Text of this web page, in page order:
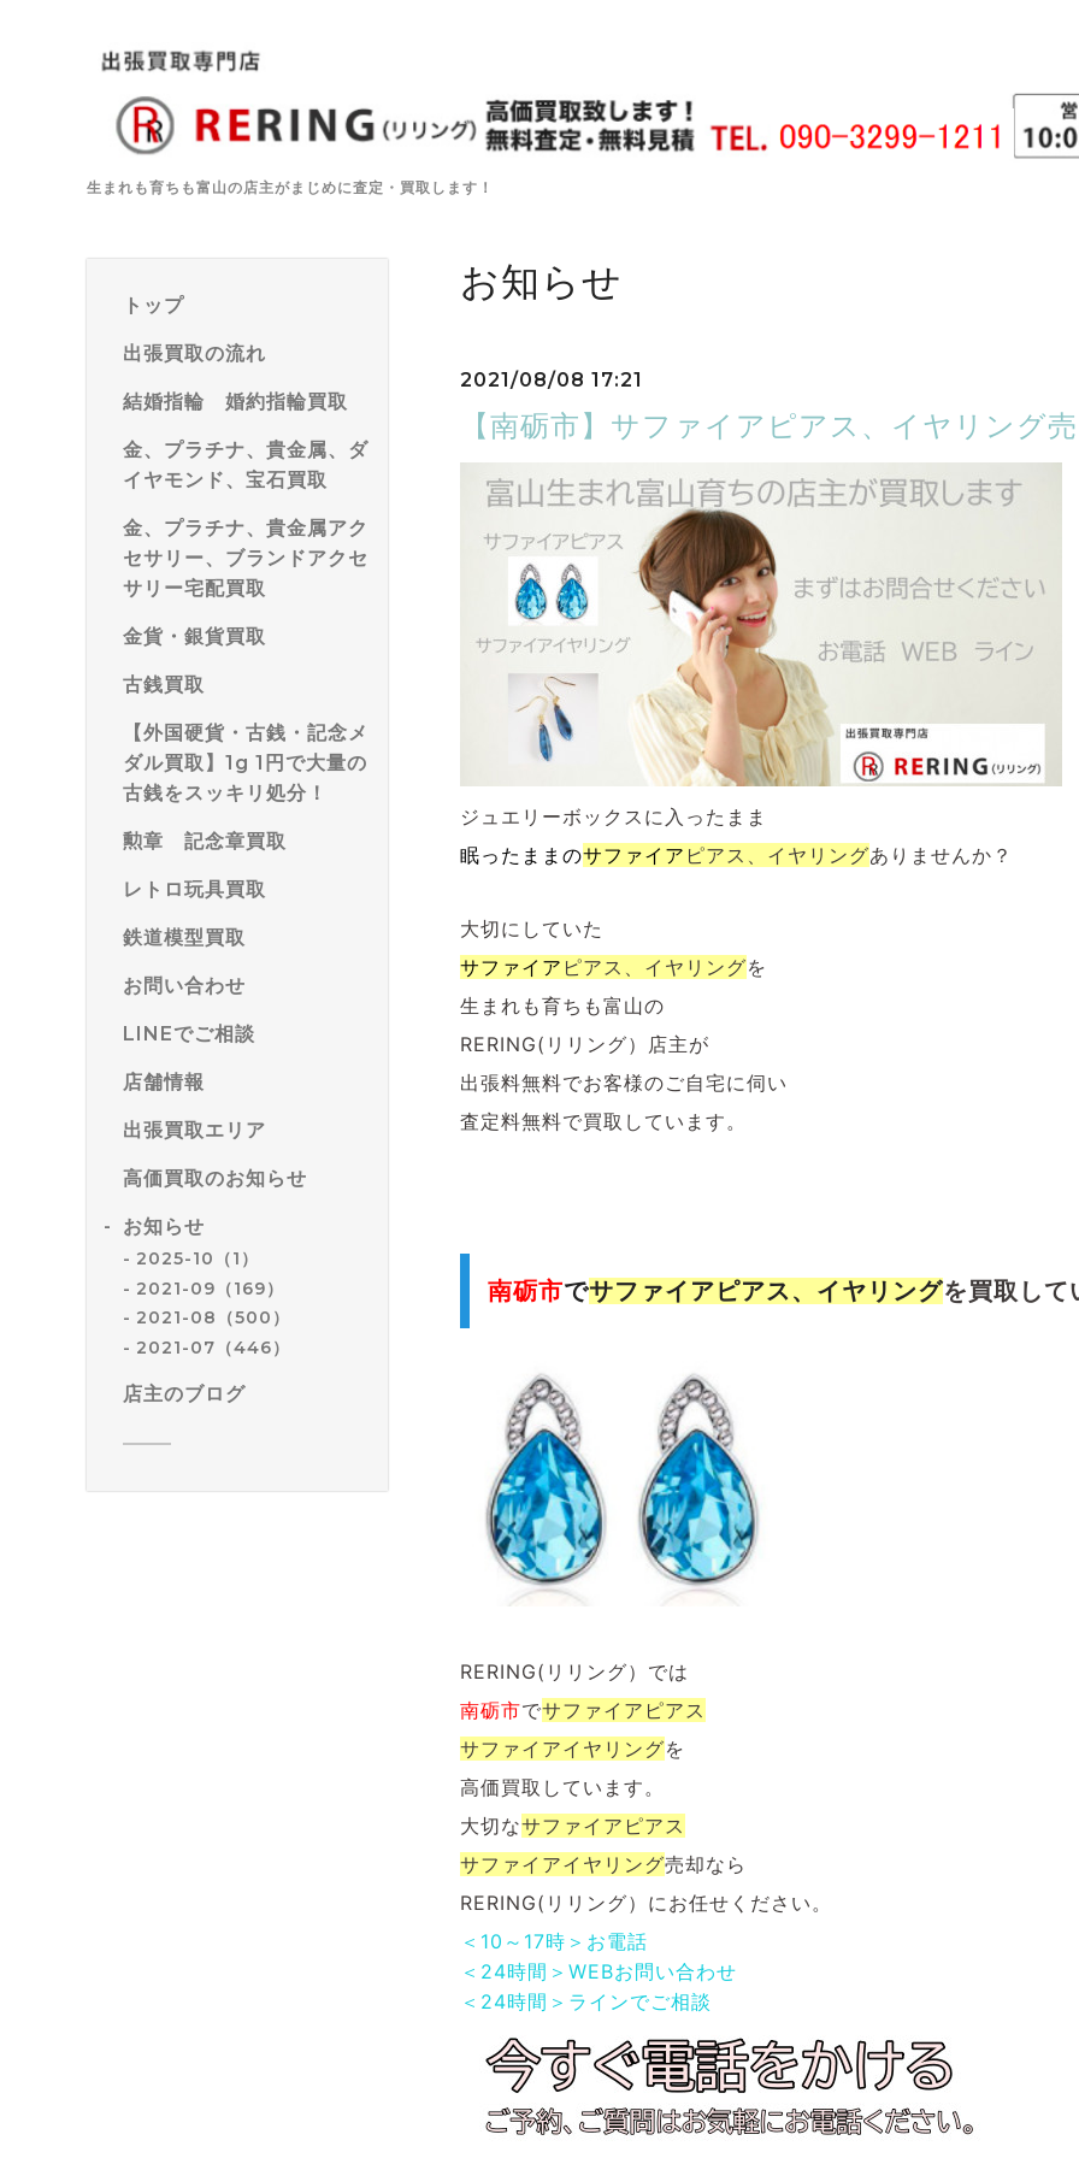
生まれも育ちも富山の店主がまじめに査定・買取します！
トップ
出張買取の流れ
結婚指輪 婚約指輪買取
金、プラチナ、貴金属、ダ
イヤモンド、宝石買取
金、プラチナ、貴金属アク
セサリー、ブランドアクセ
サリー宅配買取
金貨・銀貨買取
古銭買取
【外国硬貨・古銭・記念メ
ダル買取】1g 1円で大量の
古銭をスッキリ処分！
勲章 記念章買取
レトロ玩具買取
鉄道模型買取
お問い合わせ
LINEでご相談
店舗情報
出張買取エリア
高価買取のお知らせ
お知らせ
2025-10（1）
2021-09（169）
2021-08（500）
2021-07（446）
店主のブログ
お知らせ
2021/08/08 17:21
【南砺市】サファイアピアス、イヤリング
ジュエリーボックスに入ったまま
眠ったままのサファイア ピアス、イヤリングありませんか？
大切にしていた
サファイア ピアス、イヤリングを
生まれも育ちも富山の
RERING(リリング）店主が
出張料無料でお客様のご自宅に伺い
査定料無料で買取しています。
南砺市でサファイアピアス、イヤリングを買取して
RERING(リリング）では
南砺市でサファイアピアス
サファイアイヤリングを
高価買取しています。
大切なサファイアピアス
サファイアイヤリング売却なら
RERING(リリング）にお任せください。
＜10～17時＞お電話
＜24時間＞WEBお問い合わせ
＜24時間＞ラインでご相談